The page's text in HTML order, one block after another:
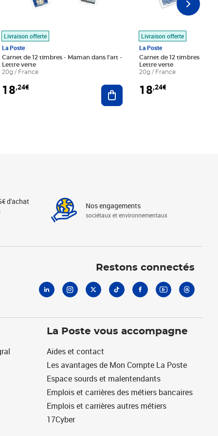
au panier
Livraison offerte
La Poste
Carnet de 12 timbres - Maman dans l'art -
Lettre verte
20g / France
18,24€ Ajouter au panier
Livraison offerte
La Poste
Carnet de 12 timbres - Le
Lettre verte
20g / France
18,24€
d'achat Nos engagements
sociétaux et environnementaux
Restons connectés
La Poste vous accompagne
Aides et contact
Les avantages de Mon Compte La Poste
Espace sourds et malentendants
Emplois et carrières des métiers bancaires
Emplois et carrières autres métiers
17Cyber